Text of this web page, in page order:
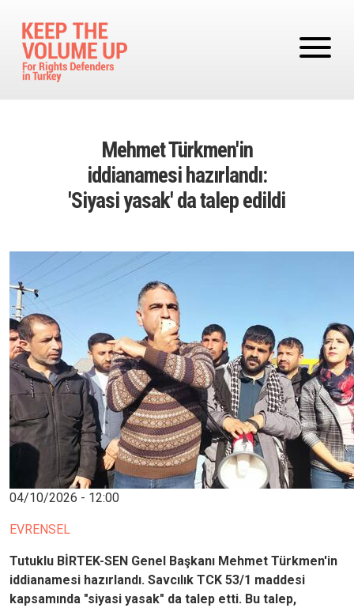
Mehmet Türkmen'in
iddianamesi hazırlandı:
'Siyasi yasak' da talep edildi
Image
04/10/2026 - 12:00
EVRENSEL
Tutuklu BİRTEK-SEN Genel Başkanı Mehmet Türkmen'in
iddianamesi hazırlandı. Savcılık TCK 53/1 maddesi
kapsamında "siyasi yasak" da talep etti. Bu talep,